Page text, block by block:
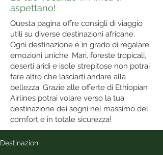
aspettano!
Questa pagina offre consigli di viaggio
utili su diverse destinazioni africane.
Ogni destinazione è in grado di regalare
emozioni uniche. Mari, foreste tropicali,
deserti aridi e isole strepitose non potrai
fare altro che lasciarti andare alla
bellezza. Grazie alle offerte di Ethiopian
Airlines potrai volare verso la tua
destinazione dei sogni nel massimo del
comfort e in totale sicurezza!
Destinazioni